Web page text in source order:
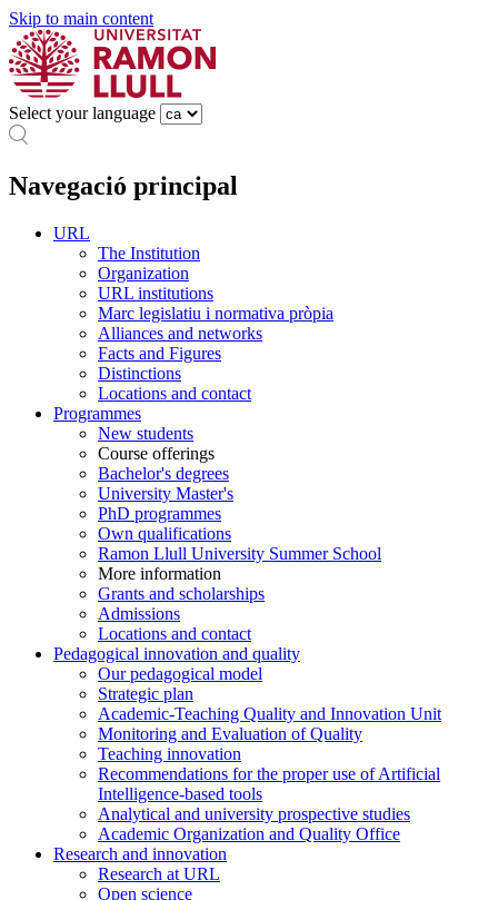
Skip to main content
Select your language
Navegació principal
URL
The Institution
Organization
URL institutions
Marc legislatiu i normativa pròpia
Alliances and networks
Facts and Figures
Distinctions
Locations and contact
Programmes
New students
Course offerings
Bachelor's degrees
University Master's
PhD programmes
Own qualifications
Ramon Llull University Summer School
More information
Grants and scholarships
Admissions
Locations and contact
Pedagogical innovation and quality
Our pedagogical model
Strategic plan
Academic-Teaching Quality and Innovation Unit
Monitoring and Evaluation of Quality
Teaching innovation
Recommendations for the proper use of Artificial
Intelligence-based tools
Analytical and university prospective studies
Academic Organization and Quality Office
Research and innovation
Research at URL
Open science